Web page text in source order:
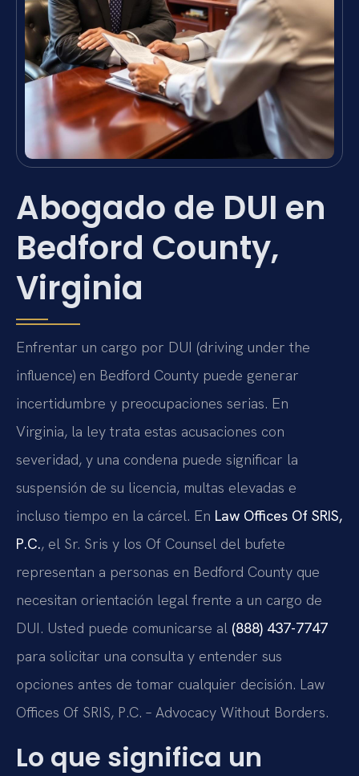
Abogado de DUI en
Bedford County,
Virginia
Enfrentar un cargo por DUI (driving under the
influence) en Bedford County puede generar
incertidumbre y preocupaciones serias. En
Virginia, la ley trata estas acusaciones con
severidad, y una condena puede significar la
suspensión de su licencia, multas elevadas e
incluso tiempo en la cárcel. En Law Offices Of SRIS,
P.C., el Sr. Sris y los Of Counsel del bufete
representan a personas en Bedford County que
necesitan orientación legal frente a un cargo de
DUI. Usted puede comunicarse al (888) 437-7747
para solicitar una consulta y entender sus
opciones antes de tomar cualquier decisión. Law
Offices Of SRIS, P.C. – Advocacy Without Borders.
Lo que significa un